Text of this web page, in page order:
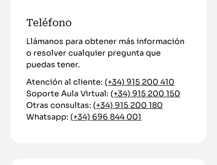
Teléfono
Llámanos para obtener más información
o resolver cualquier pregunta que
puedas tener.
Atención al cliente: (+34) 915 200 410
Soporte Aula Virtual: (+34) 915 200 150
Otras consultas: (+34) 915 200 180
Whatsapp: (+34) 696 844 001